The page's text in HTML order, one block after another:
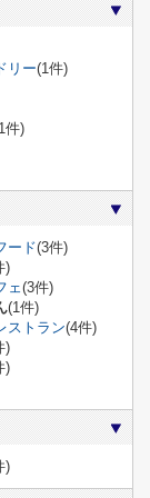
リー(1件)
件)
ード(3件)
)
ェ(3件)
(1件)
ストラン(4件)
)
)
)